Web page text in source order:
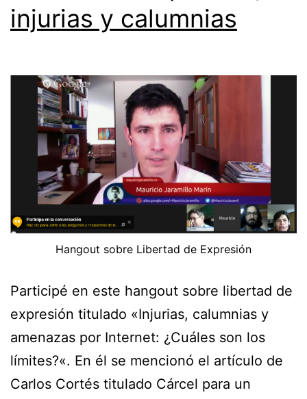
injurias y calumnias
Hangout sobre Libertad de Expresión
Participé en este hangout sobre libertad de
expresión titulado «Injurias, calumnias y
amenazas por Internet: ¿Cuáles son los
límites?«. En él se mencionó el artículo de
Carlos Cortés titulado Cárcel para un